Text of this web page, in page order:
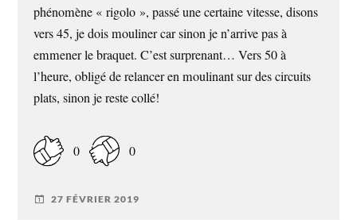
phénomène « rigolo », passé une certaine vitesse, disons
vers 45, je dois mouliner car sinon je n’arrive pas à
emmener le braquet. C’est surprenant… Vers 50 à
l’heure, obligé de relancer en moulinant sur des circuits
plats, sinon je reste collé!
0 0
27 FÉVRIER 2019